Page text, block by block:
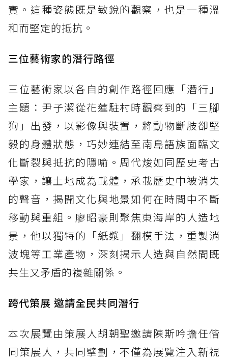
實。這種姿態既是敏銳的觀察，也是一種溫
和而堅定的抵抗。
三位藝術家的潛行路徑
三位藝術家以各自的創作路徑回應「潛行」
主題：尹子潔從花蓮駐村時觀察到的「三腳
狗」出發，以影像與裝置，將動物斷肢卻堅
毅的身體狀態，巧妙連結至南島語族面臨文
化斷裂與抵抗的隱喻。周代焌如同歷史考古
學家，讓土地成為載體，承載歷史中被消失
的聲音，揭開文化與地景如何在時間中不斷
移動與重組。廖昭豪則聚焦東海岸的人造地
景，他以獨特的「紙漿」翻模手法，重製消
波塊等工業產物，深刻揭示人造與自然間既
共生又矛盾的複雜關係。
跨代策展 邀請全民共同潛行
本次展覽由策展人胡朝聖邀請陳斯吟擔任偕
同策展人，共同擘劃，不僅為展覽注入新視